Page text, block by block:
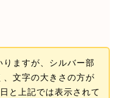
ますが、シルバー部
文字の大きさの方が
と上記では表示されて